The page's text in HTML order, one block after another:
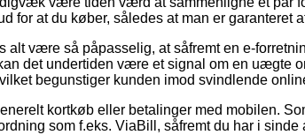
for at du køber, således at man er garanteret
alt være så påpasselig, at såfremt en e-
det undertiden være et signal om en uægte
begunstiger kunden imod svindlende
kortkøb eller betalinger med mobilen.
som f.eks. ViaBill, såfremt du har i